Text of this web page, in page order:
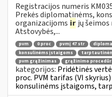
Registracijos numeris
Prekės diplomatinėms,
organizacijoms ir jų
Atstovybės,...
pvm 0 proc pvmį 47 str
konsulinėms įstaigoms
pvm grąžinimas
grąžinimo
kategorijos: Pridėtinės
proc. PVM tarifas (VI
konsulinėms įstaigoms,